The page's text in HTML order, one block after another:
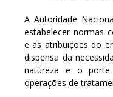
A Autoridade
estabelecer normas
e as atribuições do
dispensa da
natureza e o
operações de